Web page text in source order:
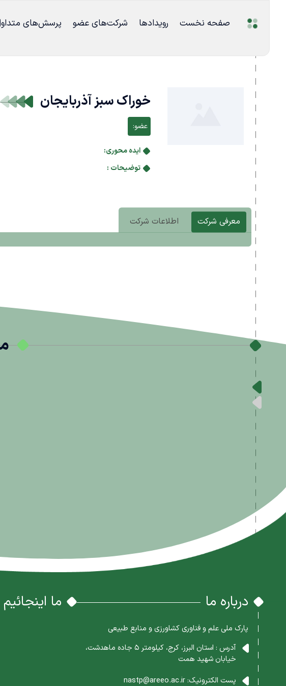
صفحه نخست رویدادها شرکت‌های عضو پرسش‌‌های
خوراک سبز آذربایجان
عضو:
ایده محوری:
توضیحات :
معرفی شرکت اطلاعات شرکت
درباره ما
پارک ملی علم و فناوری کشاورزی و منابع طبیعی
آدرس : استان البرز، کرج، کیلومتر 5 جاده ماهدشت،
خیابان شهید همت
پست الکترونیک:nastp@areeo.ac.ir
ما اینجائیم